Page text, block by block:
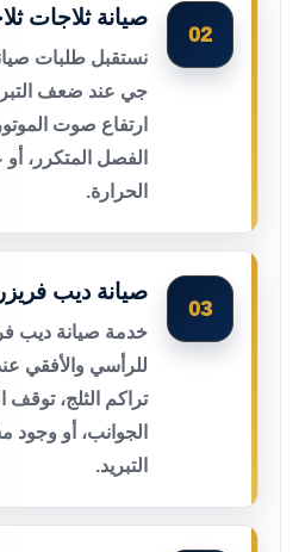
02
صيانة ثلاجات
نستقبل طلبات
جي عند ضعف
ارتفاع صوت
الفصل المتكرر،
الحرارة.
03
صيانة ديب
خدمة صيانة ديب
للرأسي والأفقي
تراكم الثلج، توقف
الجوانب، أو وجود
التبريد.